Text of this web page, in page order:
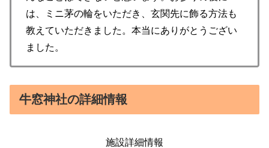
は、ミニ茅の輪をいただき、玄関先に飾る方法も
教えていただきました。本当にありがとうござい
ました。
牛窓神社の詳細情報
施設詳細情報